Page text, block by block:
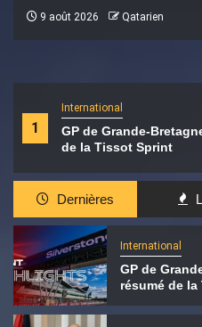
1
International
GP de Grande-
de la Tissot Sprint
9 août 2026 Qatarien
Dernières
International
GP de
résumé de